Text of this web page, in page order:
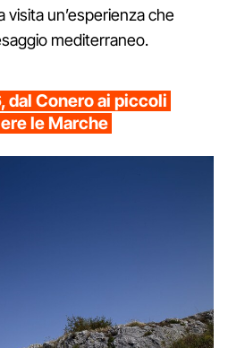
visita un’esperienza che
mediterraneo.
dal Conero ai piccoli
le Marche